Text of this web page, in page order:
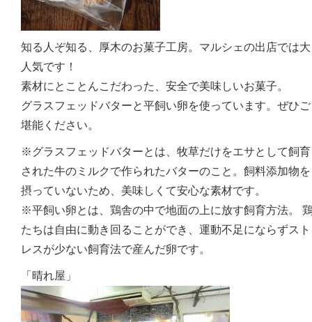
知る人ぞ知る、厚木のお菓子工房。マルシェの出店では大
人気です！
素材にとことんこだわった、安全で美味しいお菓子。
グラスフェッドバターと平飼い卵を使っています。ぜひご
堪能ください。
※グラスフェッドバターとは、牧草だけをエサとして飼育
された牛のミルクで作られたバターのこと。飼料添加物を
摂っていないため、美味しくて安心な素材です。
※平飼い卵とは、鶏舎の中で地面の上に放す飼育方法。
たちは自由に動き回ることができ、運動不足にならずスト
レスが少ない飼育法で産んだ卵です。
「晴れ屋」